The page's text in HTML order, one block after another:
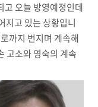
고 오늘 방영예정인데
지고 있는 상황입니
까지 번지며 계속해
고소와 영숙의 계속